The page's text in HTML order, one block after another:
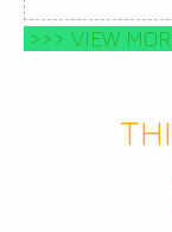
>>> VIEW